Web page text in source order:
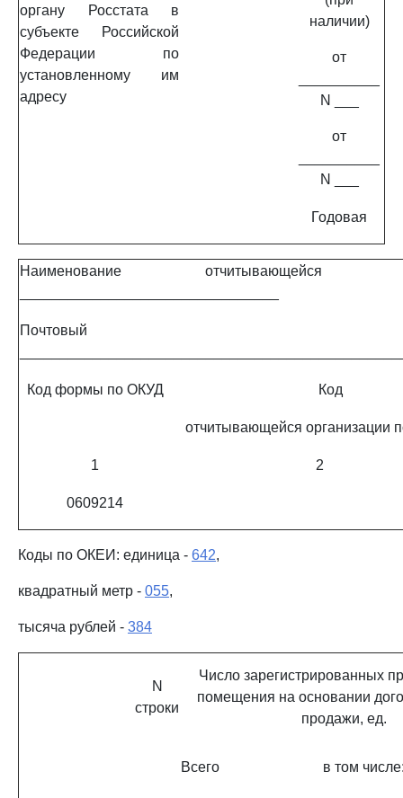
органу Росстата в
субъекте Российской
Федерации по
установленному им
адресу
наличии)
от
N ___
от
N ___
Годовая
Наименование отчитывающейся
Почтовый
Код формы по ОКУД Код
отчитывающейся организации
1 2
0609214
Коды по ОКЕИ: единица - 642,
квадратный метр - 055,
тысяча рублей - 384
N
строки
Число зарегистрированных
помещения на основании
продажи, ед.
Всего в том